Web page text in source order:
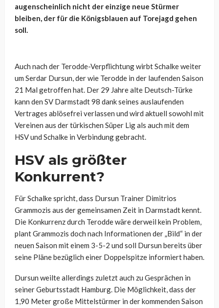
augenscheinlich nicht der einzige neue Stürmer
bleiben, der für die Königsblauen auf Torejagd gehen
soll.
Auch nach der Terodde-Verpflichtung wirbt Schalke weiter
um Serdar Dursun, der wie Terodde in der laufenden Saison
21 Mal getroffen hat. Der 29 Jahre alte Deutsch-Türke
kann den SV Darmstadt 98 dank seines auslaufenden
Vertrages ablösefrei verlassen und wird aktuell sowohl mit
Vereinen aus der türkischen Süper Lig als auch mit dem
HSV und Schalke in Verbindung gebracht.
HSV als größter
Konkurrent?
Für Schalke spricht, dass Dursun Trainer Dimitrios
Grammozis aus der gemeinsamen Zeit in Darmstadt kennt.
Die Konkurrenz durch Terodde wäre derweil kein Problem,
plant Grammozis doch nach Informationen der „Bild“ in der
neuen Saison mit einem 3-5-2 und soll Dursun bereits über
seine Pläne bezüglich einer Doppelspitze informiert haben.
Dursun weilte allerdings zuletzt auch zu Gesprächen in
seiner Geburtsstadt Hamburg. Die Möglichkeit, dass der
1,90 Meter große Mittelstürmer in der kommenden Saison